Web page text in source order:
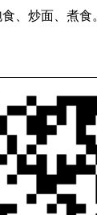
、炒面、煮食。